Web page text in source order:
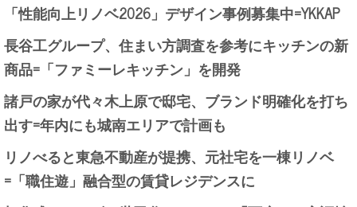
「性能向上リノベ2026」デザイン事例募集中=YKKAP
長谷工グループ、住まい方調査を参考にキッチンの新
商品=「ファミーレキッチン」を開発
諸戸の家が代々木上原で邸宅、ブランド明確化を打ち
出す=年内にも城南エリアで計画も
リノべると東急不動産が提携、元社宅を一棟リノベ
=「職住遊」融合型の賃貸レジデンスに